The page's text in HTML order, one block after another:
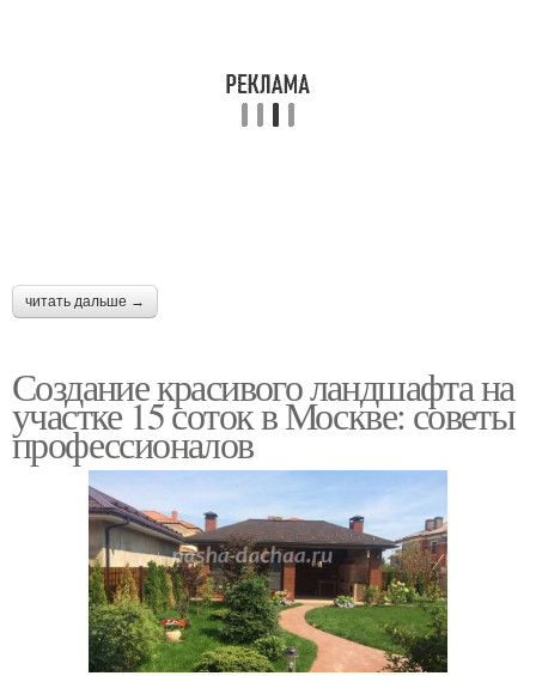
читать дальше →
Создание красивого ландшафта на
участке 15 соток в Москве: советы
профессионалов